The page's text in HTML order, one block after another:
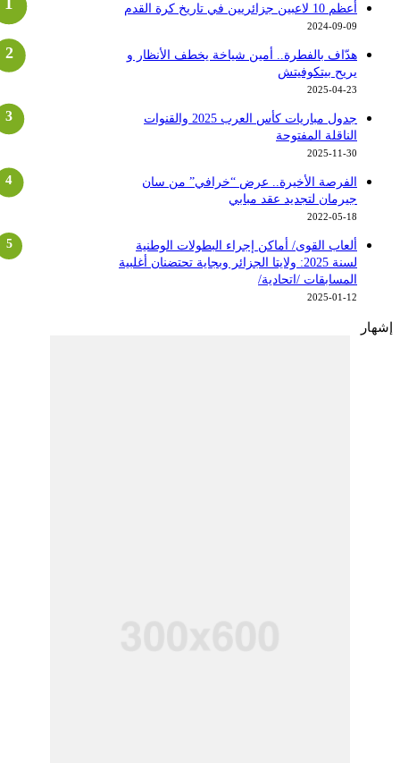
أعظم 10 لاعبين جزائريين في تاريخ كرة القدم
2024-09-09
هدّاف بالفطرة.. أمين شياخة يخطف الأنظار و
يريح بيتكوفيتش
2025-04-23
جدول مباريات كأس العرب 2025 والقنوات
الناقلة المفتوحة
2025-11-30
الفرصة الأخيرة.. عرض “خرافي” من سان
جيرمان لتجديد عقد مبابي
2022-05-18
ألعاب القوى/ أماكن إجراء البطولات الوطنية
لسنة 2025: ولايتا الجزائر وبجاية تحتضنان أغلبية
المسابقات /اتحادية/
2025-01-12